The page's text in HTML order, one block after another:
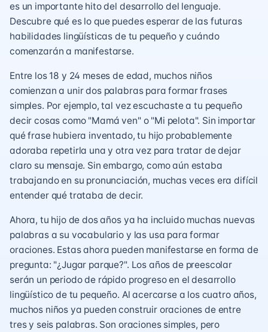
es un importante hito del desarrollo del lenguaje.
Descubre qué es lo que puedes esperar de las futuras
habilidades lingüísticas de tu pequeño y cuándo
comenzarán a manifestarse.
Entre los 18 y 24 meses de edad, muchos niños
comienzan a unir dos palabras para formar frases
simples. Por ejemplo, tal vez escuchaste a tu pequeño
decir cosas como "Mamá ven" o "Mi pelota". Sin importar
qué frase hubiera inventado, tu hijo probablemente
adoraba repetirla una y otra vez para tratar de dejar
claro su mensaje. Sin embargo, como aún estaba
trabajando en su pronunciación, muchas veces era difícil
entender qué trataba de decir.
Ahora, tu hijo de dos años ya ha incluido muchas nuevas
palabras a su vocabulario y las usa para formar
oraciones. Estas ahora pueden manifestarse en forma de
pregunta: "¿Jugar parque?". Los años de preescolar
serán un periodo de rápido progreso en el desarrollo
lingüístico de tu pequeño. Al acercarse a los cuatro años,
muchos niños ya pueden construir oraciones de entre
tres y seis palabras. Son oraciones simples, pero